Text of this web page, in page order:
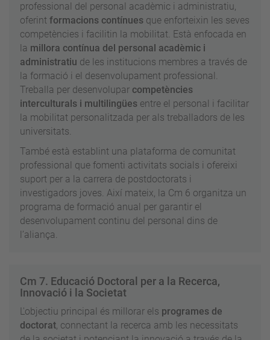
professional del personal acadèmic i administratiu,
oferint formacions contínues que enforteixin les seves
competències i facilitin la mobilitat. Està enfocada en
la millora contínua del personal acadèmic i
administratiu de les institucions membres a través de
la formació i el desenvolupament professional.
Treballa per desenvolupar competències
interculturals i multilingües entre el personal i facilitar
la mobilitat personalitzada per als treballadors de les
universitats.
També està establint una plataforma de comunitat
professional que fomenti activitats socials i ofereixi
suport per a la carrera de postdoctorats i
investigadors joves. Així mateix, la Cm 6 organitza un
programa de formació anual per garantir el
desenvolupament continu del personal dins de
l’aliança.
Cm 7. Educació Doctoral per a la Recerca,
Innovació i la Societat
L'objectiu principal és millorar els programes de
doctorat, connectant la recerca amb les necessitats